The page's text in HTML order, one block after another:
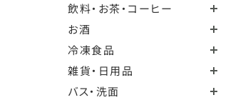
飲料・お茶・コーヒー
お酒
冷凍食品
雑貨・日用品
バス・洗面